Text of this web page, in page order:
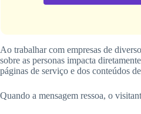
Ao trabalhar com empresas de
sobre as personas impacta
páginas de serviço e dos conteúdos
Quando a mensagem ressoa, o